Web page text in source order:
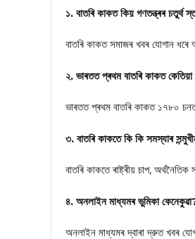
১. বাতৰি কাকত কিয় গণতন্ত্ৰৰ চতুৰ্থ
বাতৰি কাকত সমাজৰ খবৰ যোগান
২. ভাৰতত প্ৰথম বাতৰি কাকত
ভাৰতত প্ৰথম বাতৰি কাকত ১৭৮০ চনত
৩. বাতৰি কাকতে কি কি সমস্যাৰ
বাতৰি কাকতে ৰাষ্ট্ৰীয় চাপ,
৪. অনলাইন মাধ্যমৰ ভুমিকা
অনলাইন মাধ্যমৰ দ্বাৰা দ্রুত খবৰ